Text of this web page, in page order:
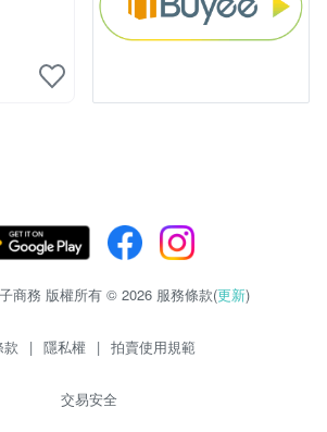
商務 版權所有 © 2026 服務條款(更新)
款 | 隱私權 | 拍賣使用規範
交易安全